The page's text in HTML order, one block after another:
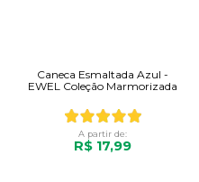
Caneca Esmaltada Azul -
EWEL Coleção Marmorizada
A partir de:
R$ 17,99